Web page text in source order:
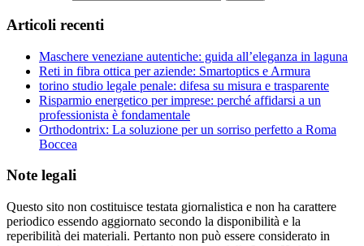
Articoli recenti
Maschere veneziane autentiche: guida all’eleganza in laguna
Reti in fibra ottica per aziende: Smartoptics e Armura
torino studio legale penale: difesa su misura e trasparente
Risparmio energetico per imprese: perché affidarsi a un
professionista è fondamentale
Orthodontrix: La soluzione per un sorriso perfetto a Roma
Boccea
Note legali
Questo sito non costituisce testata giornalistica e non ha carattere
periodico essendo aggiornato secondo la disponibilità e la
reperibilità dei materiali. Pertanto non può essere considerato in